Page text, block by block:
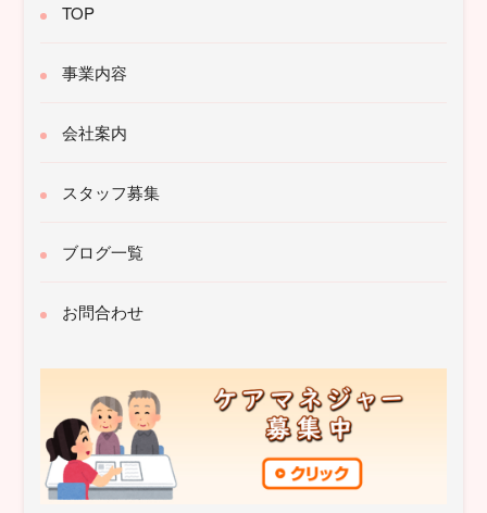
TOP
事業内容
会社案内
スタッフ募集
ブログ一覧
お問合わせ